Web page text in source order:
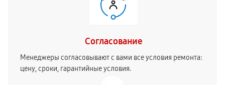
Согласование
Менеджеры согласовывают с вами все условия ремонта:
цену, сроки, гарантийные условия.